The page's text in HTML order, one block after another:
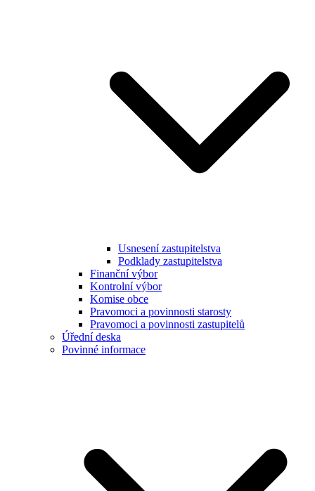
Usnesení zastupitelstva
Podklady zastupitelstva
Finanční výbor
Kontrolní výbor
Komise obce
Pravomoci a povinnosti starosty
Pravomoci a povinnosti zastupitelů
Úřední deska
Povinné informace